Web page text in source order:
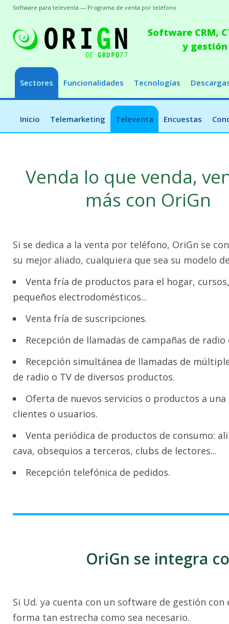
Software CRM,
y
Sectores Funcionalidades Tecnologías
Inicio Telemarketing Televenta Encuestas
Software para televenta — Programa de venta por teléfono
Venda lo que venda,
más con OriGn
Si se dedica a la venta por teléfono, OriGn se
su mejor aliado, cualquiera que sea su modelo
Venta fría de productos para el hogar,
pequeños electrodomésticos...
Venta fría de suscripciones.
Recepción de llamadas de campañas de radio
Recepción simultánea de llamadas de
de radio o TV de diversos productos.
Oferta de nuevos servicios o productos a
clientes o usuarios.
Venta periódica de productos de consumo:
cava, obsequios a terceros, clubs de lectores...
Recepción telefónica de pedidos.
OriGn se integra
Si Ud. ya cuenta con un software de gestión
forma tan estrecha como sea necesario.